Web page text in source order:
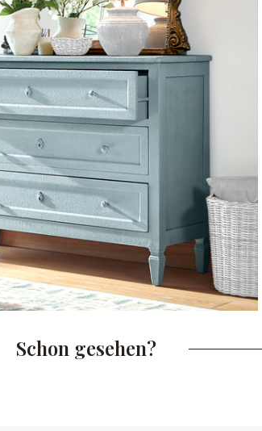
Schon gesehen?